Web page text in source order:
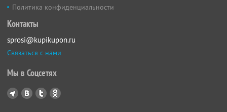
Политика конфиденциальности
Контакты
sprosi@kupikupon.ru
Связаться с нами
Мы в Соцсетях